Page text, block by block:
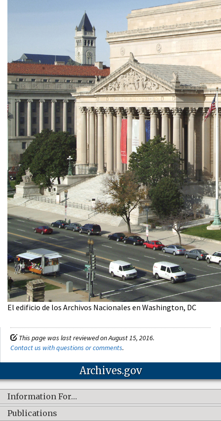
El edificio de los Archivos Nacionales en Washington, DC
This page was last reviewed on August 15, 2016.
Contact us with questions or comments.
Archives.gov
Information For…
Publications